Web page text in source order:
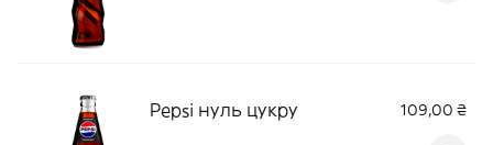
Pepsi нуль цукру 109,00 ₴